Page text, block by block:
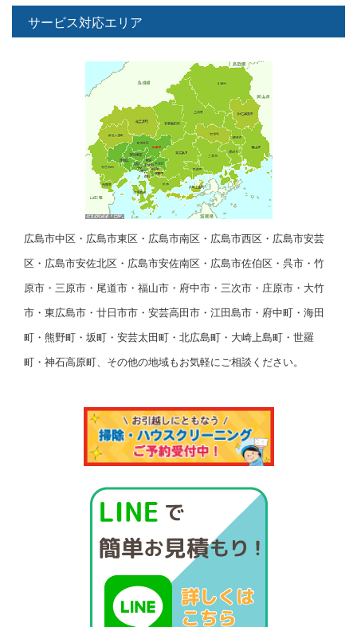
サービス対応エリア
広島市中区・広島市東区・広島市南区・広島市西区・広島市安芸
区・広島市安佐北区・広島市安佐南区・広島市佐伯区・呉市・竹
原市・三原市・尾道市・福山市・府中市・三次市・庄原市・大竹
市・東広島市・廿日市市・安芸高田市・江田島市・府中町・海田
町・熊野町・坂町・安芸太田町・北広島町・大崎上島町・世羅
町・神石高原町、その他の地域もお気軽にご相談ください。